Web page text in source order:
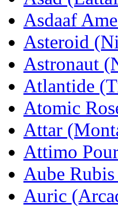
Asdaaf
Asteroid
Astronaut
Atlantide
Atomic
Attar
Attimo
Aube
Auric